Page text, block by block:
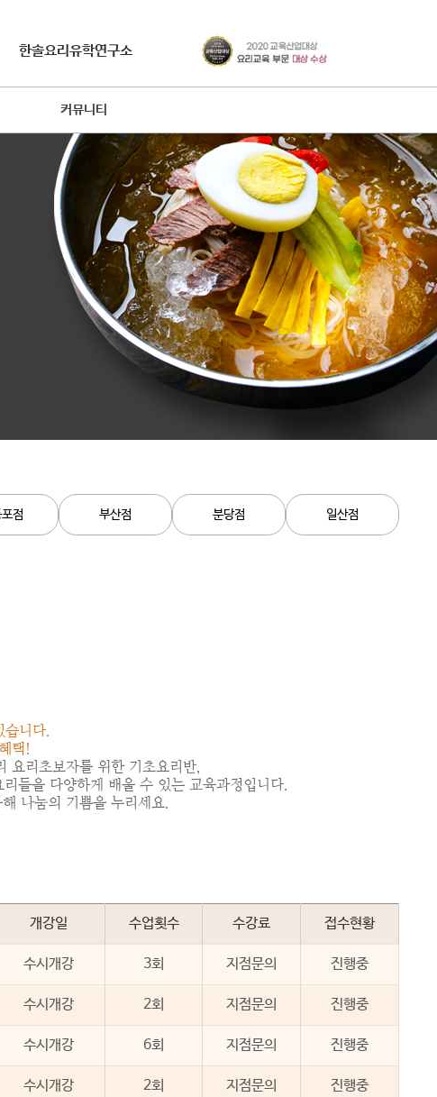
한솔요리유학연구소
커뮤니티
점 부산점 분당점 일산점
니다.
택!
요리초보자를 위한 기초요리반,
들을 다양하게 배울 수 있는 교육과정입니다.
나눔의 기쁨을 누리세요.
개강일 수업횟수 수강료 접수현황
수시개강 3회 지점문의 진행중
수시개강 2회 지점문의 진행중
수시개강 6회 지점문의 진행중
수시개강 2회 지점문의 진행중